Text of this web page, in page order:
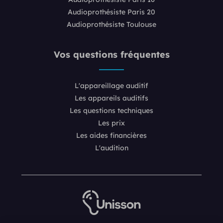
Audioprothésiste Paris 20
Audioprothésiste Toulouse
Vos questions fréquentes
L'appareillage auditif
Les appareils auditifs
Les questions techniques
Les prix
Les aides financières
L'audition